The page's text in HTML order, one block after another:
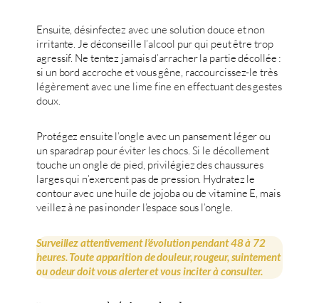
Ensuite, désinfectez avec une solution douce et non
irritante. Je déconseille l’alcool pur qui peut être trop
agressif. Ne tentez jamais d’arracher la partie décollée :
si un bord accroche et vous gêne, raccourcissez-le très
légèrement avec une lime fine en effectuant des gestes
doux.
Protégez ensuite l’ongle avec un pansement léger ou
un sparadrap pour éviter les chocs. Si le décollement
touche un ongle de pied, privilégiez des chaussures
larges qui n’exercent pas de pression. Hydratez le
contour avec une huile de jojoba ou de vitamine E, mais
veillez à ne pas inonder l’espace sous l’ongle.
Surveillez attentivement l’évolution pendant 48 à 72
heures. Toute apparition de douleur, rougeur, suintement
ou odeur doit vous alerter et vous inciter à consulter.